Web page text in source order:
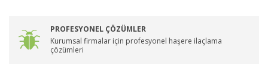
PROFESYONEL ÇÖZÜMLER
Kurumsal firmalar için profesyonel haşere ilaçlama
çözümleri